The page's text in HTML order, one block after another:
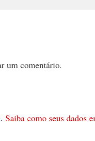
um comentário.
Saiba como seus dados